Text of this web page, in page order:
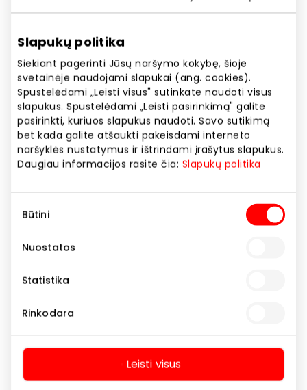
Slapukų politika
Siekiant pagerinti Jūsų naršymo kokybę, šioje
svetainėje naudojami slapukai (ang. cookies).
Spustelėdami „Leisti visus" sutinkate naudoti visus
slapukus. Spustelėdami „Leisti pasirinkimą" galite
pasirinkti, kuriuos slapukus naudoti. Savo sutikimą
bet kada galite atšaukti pakeisdami interneto
naršyklės nustatymus ir ištrindami įrašytus slapukus.
Daugiau informacijos rasite čia: Slapukų politika
pasirinkimas
Būtini
Nuostatos
Statistika
Rinkodara
Leisti visus
BURŽUA
Mobiliųjų įrenginių taisymas